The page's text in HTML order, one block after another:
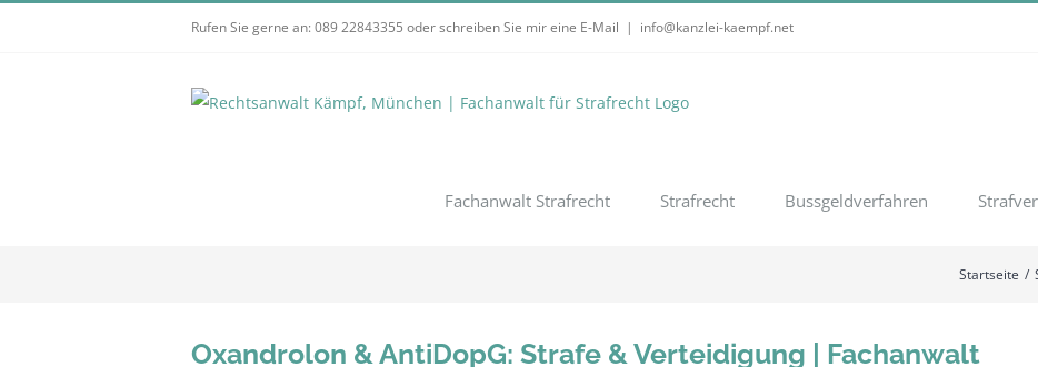
Rufen Sie gerne an: 089 22843355 oder schreiben Sie mir eine E-Mail | info@kanzlei-kaempf.net
Fachanwalt Strafrecht Strafrecht Bussgeldverfahren
Startseite
Oxandrolon & AntiDopG: Strafe & Verteidigung | Fachanwalt